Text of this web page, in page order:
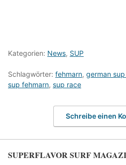
Kategorien: News, SUP
Schlagwörter: fehmarn, german
sup fehmarn, sup race
Schreibe einen
SUPERFLAVOR SURF